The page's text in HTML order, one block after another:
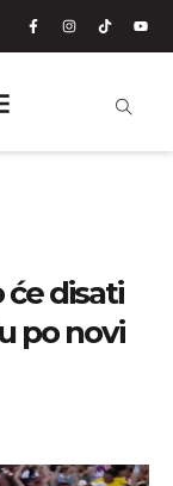
disati
po novi